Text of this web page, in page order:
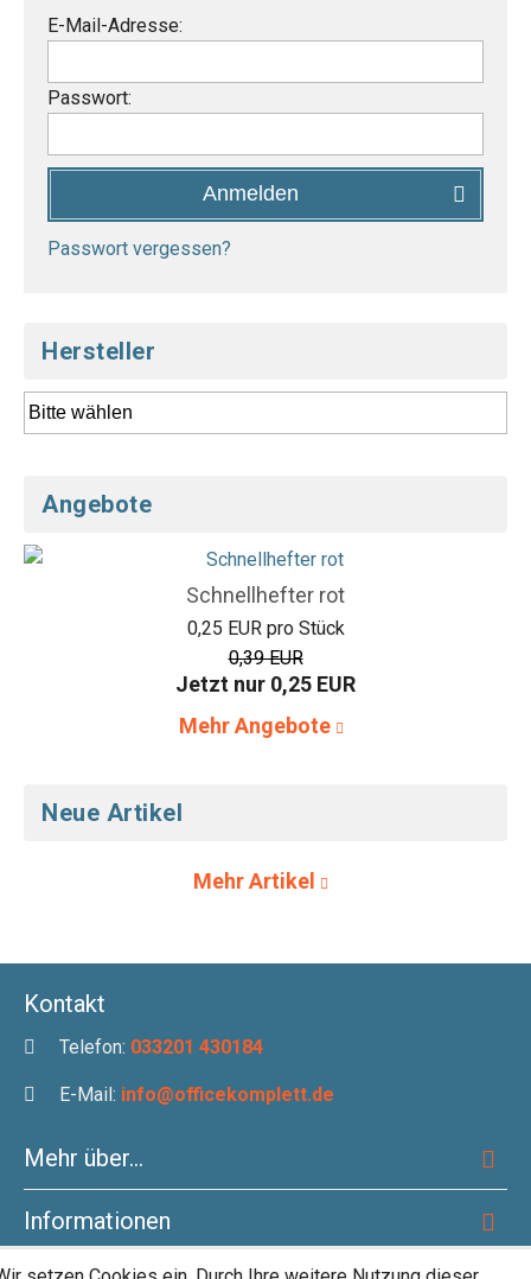
E-Mail-Adresse:
Passwort:
Anmelden
Passwort vergessen?
Hersteller
Angebote
Schnellhefter rot
0,25 EUR pro Stück
0,39 EUR
Jetzt nur 0,25 EUR
Mehr Angebote
Neue Artikel
Mehr Artikel
Kontakt
Telefon: 033201 430184
E-Mail: info@officekomplett.de
Mehr über...
Informationen